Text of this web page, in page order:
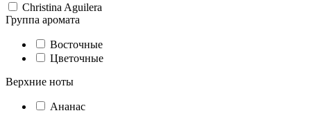
Christina Aguilera
Группа аромата
Восточные
Цветочные
Верхние ноты
Ананас